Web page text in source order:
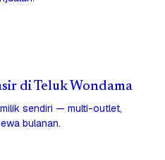
di Teluk Wondama
sendiri — multi-outlet,
bulanan.